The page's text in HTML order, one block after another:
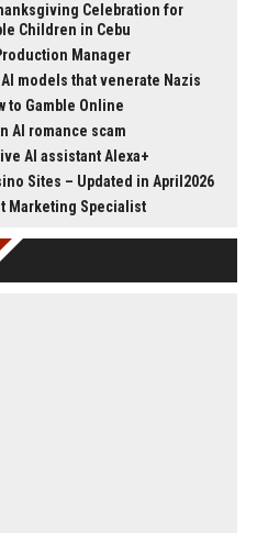
Celebration for
Children in Cebu
Manager
models that venerate Nazis
to Gamble Online
AI romance scam
AI assistant Alexa+
Sites – Updated in April2026
Marketing Specialist